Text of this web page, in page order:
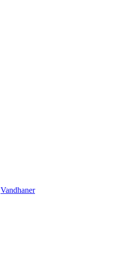
Vandhaner